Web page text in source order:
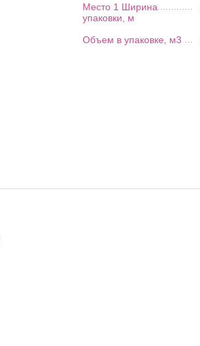
Место 1 Ширина
упаковки, м
Объем в упаковке, м3